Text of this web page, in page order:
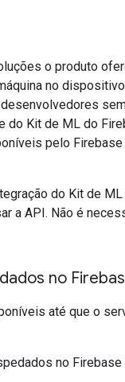
o produto
no
do Kit de ML do
pelo
do Kit de
a API. Não é
no
até que o
no Firebase